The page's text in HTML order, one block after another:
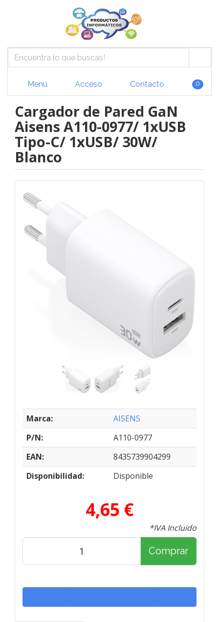
Menú Acceso Contacto 0
Cargador de Pared GaN
Aisens A110-0977/ 1xUSB
Tipo-C/ 1xUSB/ 30W/
Blanco
Marca:
AISENS
P/N:
A110-0977
EAN:
8435739904299
Disponibilidad:
Disponible
4,65 €
*IVA Incluido
Comprar